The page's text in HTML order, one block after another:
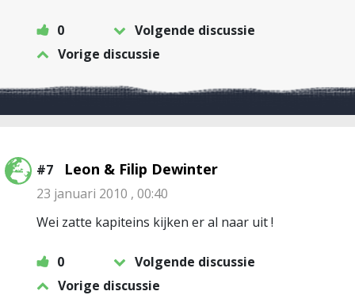
0
Volgende discussie
Vorige discussie
#7 Leon & Filip Dewinter
23 januari 2010 , 00:40
Wei zatte kapiteins kijken er al naar uit !
0
Volgende discussie
Vorige discussie